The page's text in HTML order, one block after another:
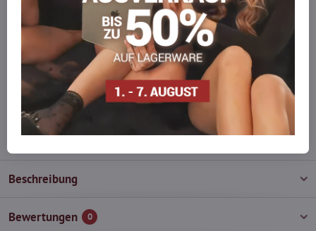
Der Vorteil wird automatisch im Warenkorb angewendet.
Möchten Sie mehr bestellen, als wir
auf Lager haben?
Zögern Sie nicht, uns zu kontaktieren, wir füllen die Ware für Sie
wieder auf!
info​@everlady​.eu
Beschreibung
Bewertungen 0